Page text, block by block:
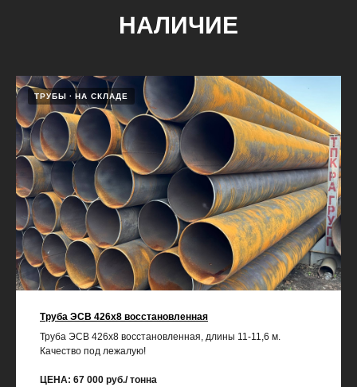
НАЛИЧИЕ
ТРУБЫ НА СКЛАДЕ
Труба ЭСВ 426х8 восстановленная
Труба ЭСВ 426х8 восстановленная, длины 11-11,6 м.
Качество под лежалую!
ЦЕНА: 67 000 руб./ тонна